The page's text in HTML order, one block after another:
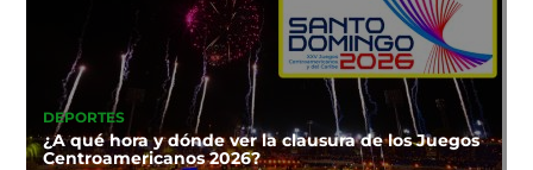
DEPORTES
¿A qué hora y dónde ver la clausura de los Juegos
Centroamericanos 2026?